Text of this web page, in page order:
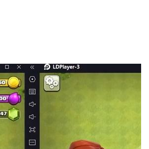
的全新3D動作遊戲，戰鬥體驗流
三人小隊，透過普攻和特殊技向敵人發
擋可以有效化解敵人的反擊，當敵人進
下來就是你使用連攜技打出華麗連招終
一提的是，不同的敵人有著各自的特
是一擊制勝的要訣。